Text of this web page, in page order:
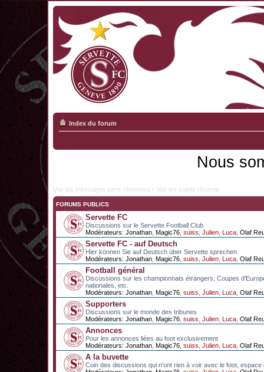
Index du forum
Nous
Voir les messages sans réponses • Voir les sujets récents
FORUMS PUBLICS
Servette FC
Discussions sur le Servette Football Club
Modérateurs: Jonathan Magic76 suiss Julien Luca Olaf
Servette FC - auf Deutsch
Hier können Sie auf Deutsch über Servette sprechen
Modérateurs: Jonathan Magic76 suiss Julien Luca Olaf
Football général
Discussions sur les championnats étrangers, Coupes
nationales, etc.
Modérateurs: Jonathan Magic76 suiss Julien Luca Olaf
Supporters
Discussions sur le monde des tribunes
Modérateurs: Jonathan Magic76 suiss Julien Luca Olaf
Annonces
Pour les annonces liées au foot exclusivement
Modérateurs: Jonathan Magic76 suiss Julien Luca Olaf
A la buvette
Coin des discussions qui n'ont rien à voir avec le foot, espace